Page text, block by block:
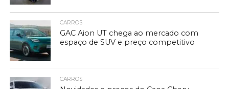
CARROS
GAC Aion UT chega ao mercado com
espaço de SUV e preço competitivo
CARROS